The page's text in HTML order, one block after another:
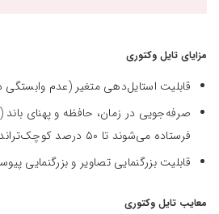
مزایای تایل وکتوری
قابلیت استایل‌دهی متغیر (عدم
صرفه‌جویی در زمان، حافظه و پهنای
فرستاده می‌شوند تا ۵۰ درصد کوچک‌تراند)
قابلیت بزرگنمایی تصاویر و بزرگنمایی
معایب تایل وکتوری